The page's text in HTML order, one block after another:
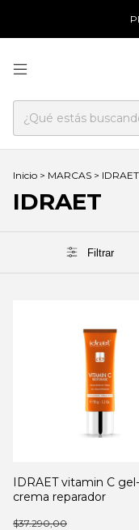
Inicio > MARCAS > IDRAET
IDRAET
Filtrar
IDRAET vitamin C gel-
crema reparador
$37.290,00